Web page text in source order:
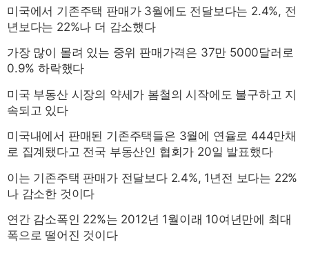
미국에서 기존주택 판매가 3월에도 전달보다는 2.4%, 전
년보다는 22%나 더 감소했다
가장 많이 몰려 있는 중위 판매가격은 37만 5000달러로
0.9% 하락했다
미국 부동산 시장의 약세가 봄철의 시작에도 불구하고 지
속되고 있다
미국내에서 판매된 기존주택들은 3월에 연율로 444만채
로 집계됐다고 전국 부동산인 협회가 20일 발표했다
이는 기존주택 판매가 전달보다 2.4%, 1년전 보다는 22%
나 감소한 것이다
연간 감소폭인 22%는 2012년 1월이래 10여년만에 최대
폭으로 떨어진 것이다